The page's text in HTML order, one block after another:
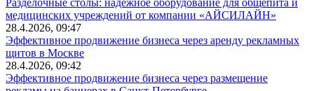
Разделочные столы: надежное оборудование для общепита и
медицинских учреждений от компании «АЙСИЛАЙН»
28.4.2026, 09:47
Эффективное продвижение бизнеса через аренду рекламных
щитов в Москве
28.4.2026, 09:42
Эффективное продвижение бизнеса через размещение